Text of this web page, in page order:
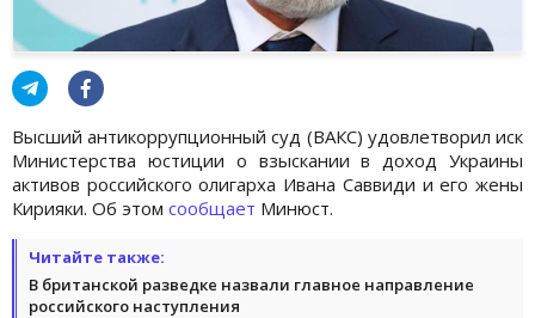
Высший антикоррупционный суд (ВАКС) удовлетворил иск
Министерства юстиции о взыскании в доход Украины
активов российского олигарха Ивана Саввиди и его жены
Кирияки. Об этом сообщает Минюст.
Читайте также:
В британской разведке назвали главное направление
российского наступления